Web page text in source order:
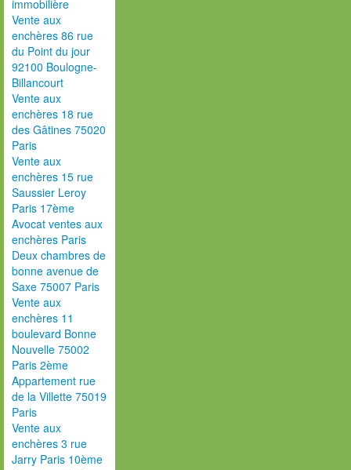
immobilière
Vente aux
enchères 86 rue
du Point du jour
92100 Boulogne-
Billancourt
Vente aux
enchères 18 rue
des Gâtines 75020
Paris
Vente aux
enchères 15 rue
Saussier Leroy
Paris 17ème
Avocat ventes aux
enchères Paris
Deux chambres de
bonne avenue de
Saxe 75007 Paris
Vente aux
enchères 11
boulevard Bonne
Nouvelle 75002
Paris 2ème
Appartement rue
de la Villette 75019
Paris
Vente aux
enchères 3 rue
Jarry Paris 10ème